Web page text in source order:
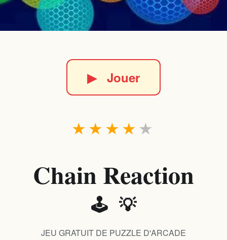
▶Jouer
★
★
★
★
★
Chain Reaction
🕹️ 💡
JEU GRATUIT DE PUZZLE D'ARCADE